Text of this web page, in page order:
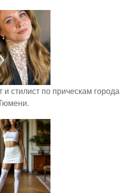
стилист по прическам города